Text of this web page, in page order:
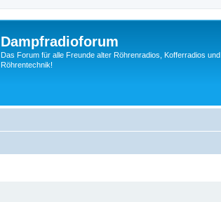
Dampfradioforum
Das Forum für alle Freunde alter Röhrenradios, Kofferradios und
Röhrentechnik!